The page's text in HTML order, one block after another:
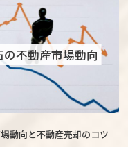
不動産市場動向
動向と不動産売却のコツ